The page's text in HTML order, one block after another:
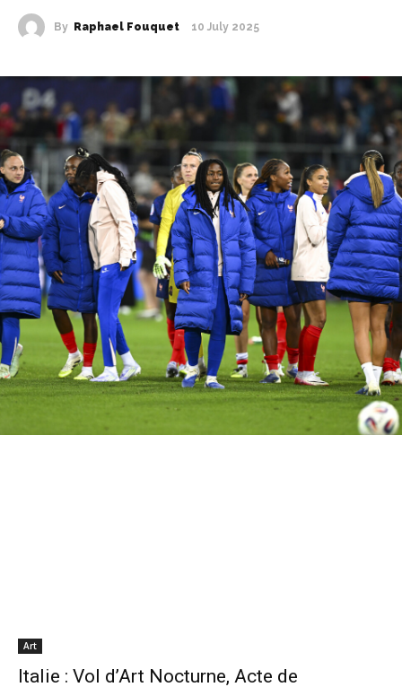
By Raphael Fouquet 10 July 2025
Art
Italie : Vol d’Art Nocturne, Acte de